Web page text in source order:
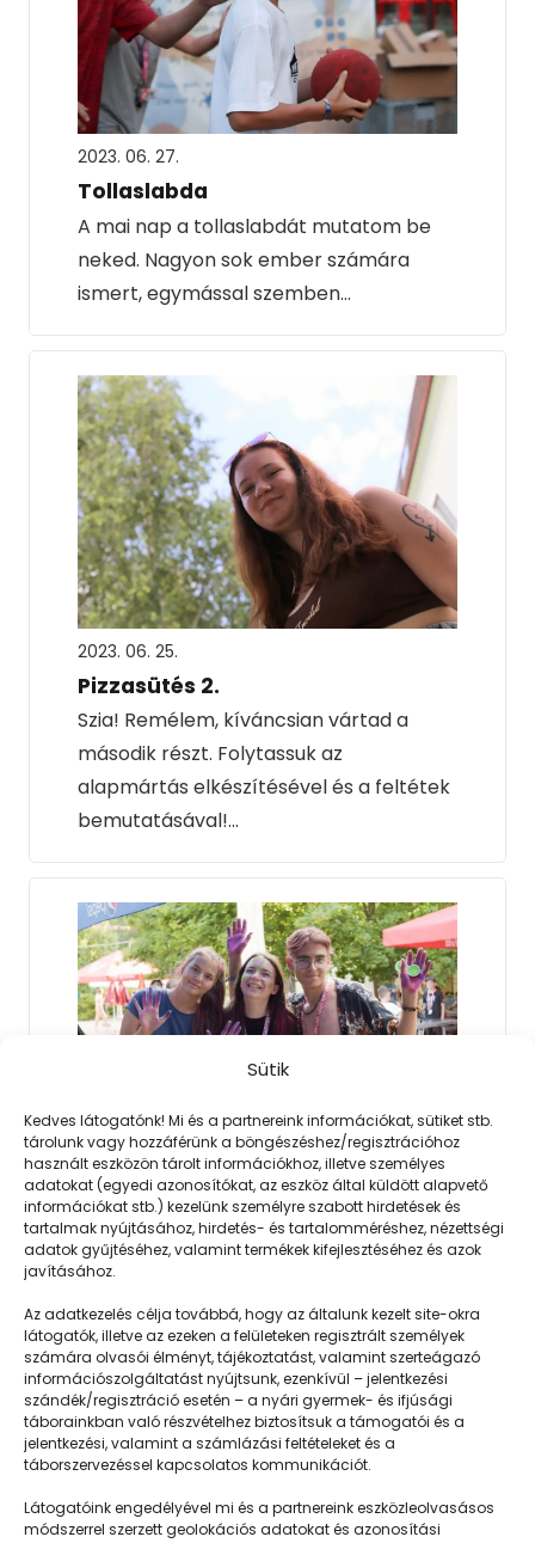
Sütik
Kedves látogatónk! Mi és a partnereink információkat, sütiket stb.
tárolunk vagy hozzáférünk a böngészéshez/regisztrációhoz
használt eszközön tárolt információkhoz, illetve személyes
adatokat (egyedi azonosítókat, az eszköz által küldött alapvető
információkat stb.) kezelünk személyre szabott hirdetések és
tartalmak nyújtásához, hirdetés- és tartalomméréshez, nézettségi
adatok gyűjtéséhez, valamint termékek kifejlesztéséhez és azok
javításához.
Az adatkezelés célja továbbá, hogy az általunk kezelt site-okra
látogatók, illetve az ezeken a felületeken regisztrált személyek
számára olvasói élményt, tájékoztatást, valamint szerteágazó
információszolgáltatást nyújtsunk, ezenkívül – jelentkezési
szándék/regisztráció esetén – a nyári gyermek- és ifjúsági
táborainkban való részvételhez biztosítsuk a támogatói és a
jelentkezési, valamint a számlázási feltételeket és a
táborszervezéssel kapcsolatos kommunikációt.
Látogatóink engedélyével mi és a partnereink eszközleolvasásos
módszerrel szerzett geolokációs adatokat és azonosítási
2023. 06. 27.
Tollaslabda
A mai nap a tollaslabdát mutatom be
neked. Nagyon sok ember számára
ismert, egymással szemben…
2023. 06. 25.
Pizzasütés 2.
Szia! Remélem, kíváncsian vártad a
második részt. Folytassuk az
alapmártás elkészítésével és a feltétek
bemutatásával!…
2023. 06. 25.
Táboroztatóként is maradandó
élmények várnak
Lehet annyira szeretni a nyári
táborokat, hogy felnőttként is részt
veszel rajtuk? Naná, ha táboroztatóvá…
Még több